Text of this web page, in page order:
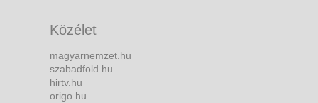
Közélet
magyarnemzet.hu
szabadfold.hu
hirtv.hu
origo.hu